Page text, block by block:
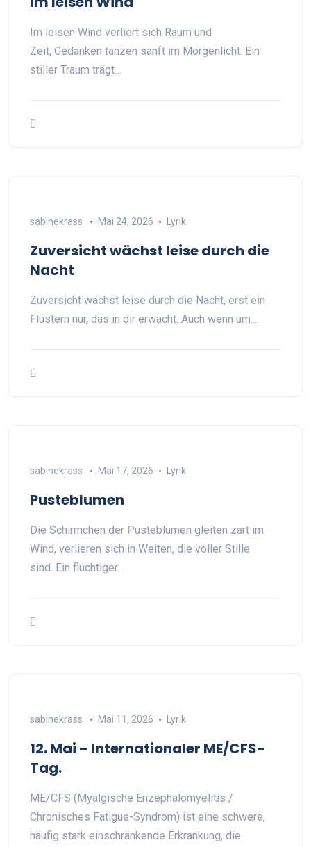
Im leisen Wind verliert sich Raum und
Zeit, Gedanken tanzen sanft im Morgenlicht. Ein
stiller Traum trägt…
sabinekrass Mai 24, 2026 Lyrik
Zuversicht wächst leise durch die
Nacht
Zuversicht wächst leise durch die Nacht, erst ein
Flüstern nur, das in dir erwacht. Auch wenn um…
sabinekrass Mai 17, 2026 Lyrik
Pusteblumen
Die Schirmchen der Pusteblumen gleiten zart im
Wind, verlieren sich in Weiten, die voller Stille
sind. Ein flüchtiger…
sabinekrass Mai 11, 2026 Lyrik
12. Mai – Internationaler ME/CFS-
Tag.
ME/CFS (Myalgische Enzephalomyelitis /
Chronisches Fatigue-Syndrom) ist eine schwere,
häufig stark einschränkende Erkrankung, die